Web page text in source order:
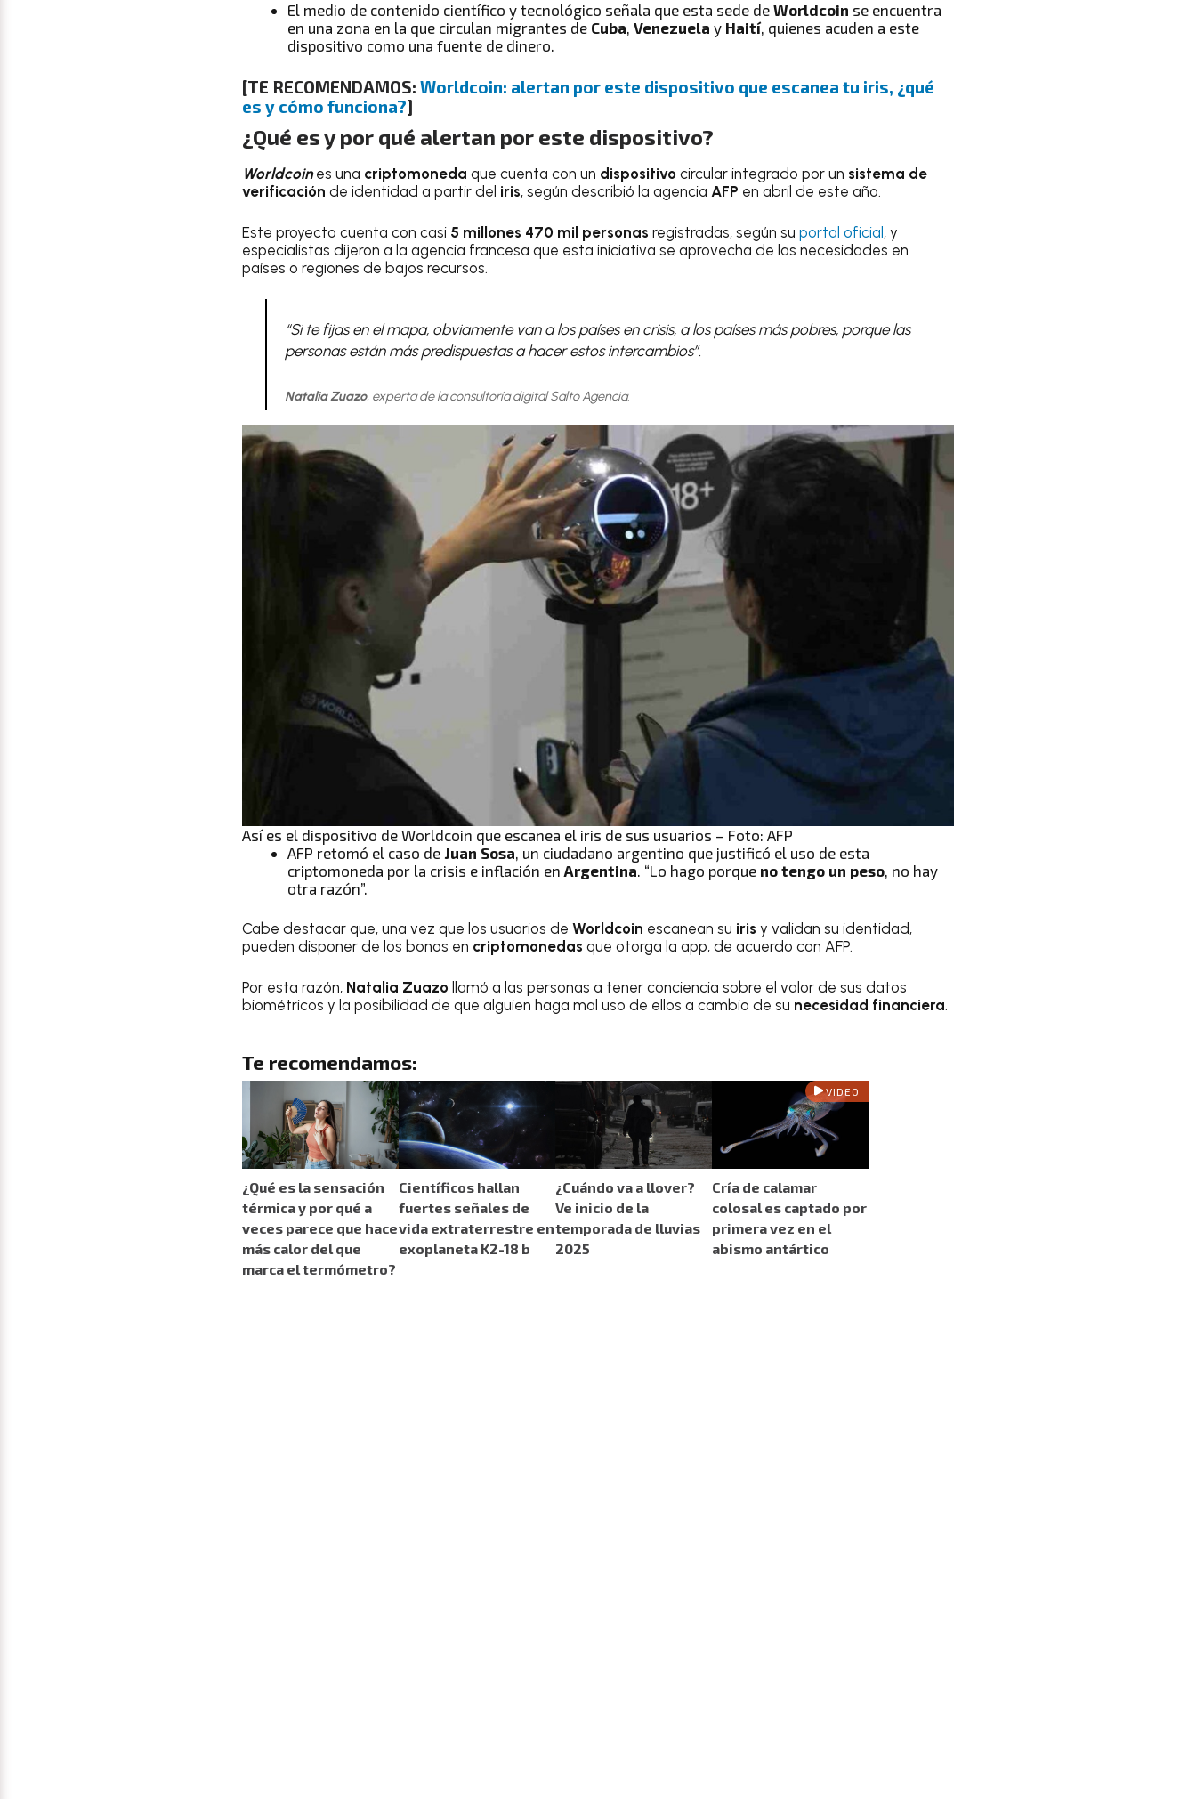
El medio de contenido científico y tecnológico señala que esta sede de Worldcoin se encuentra
en una zona en la que circulan migrantes de Cuba, Venezuela y Haití, quienes acuden a este
dispositivo como una fuente de dinero.
[TE RECOMENDAMOS: Worldcoin: alertan por este dispositivo que escanea tu iris, ¿qué
es y cómo funciona?]
¿Qué es y por qué alertan por este dispositivo?
Worldcoines una criptomoneda que cuenta con un dispositivo circular integrado por un sistema de
verificación de identidad a partir del iris, según describió la agencia AFP en abril de este año.
Este proyecto cuenta con casi 5 millones 470 mil personas registradas, según su portal oficial, y
especialistas dijeron a la agencia francesa que esta iniciativa se aprovecha de las necesidades en
países o regiones de bajos recursos.
“Si te fijas en el mapa, obviamente van a los países en crisis, a los países más pobres, porque las
personas están más predispuestas a hacer estos intercambios”.
Natalia Zuazo, experta de la consultoría digital Salto Agencia.
Así es el dispositivo de Worldcoin que escanea el iris de sus usuarios – Foto: AFP
AFP retomó el caso de Juan Sosa , un ciudadano argentino que justificó el uso de esta
criptomoneda por la crisis e inflación en Argentina . “Lo hago porque no tengo un peso , no hay
otra razón”.
Cabe destacar que, una vez que los usuarios de Worldcoin escanean su iris y validan su identidad,
pueden disponer de los bonos en criptomonedas que otorga la app, de acuerdo con AFP.
Por esta razón, Natalia Zuazo llamó a las personas a tener conciencia sobre el valor de sus datos
biométricos y la posibilidad de que alguien haga mal uso de ellos a cambio de su necesidad financiera.
Te recomendamos:
¿Qué es la sensación
térmica y por qué a
veces parece que hace
más calor del que
marca el termómetro?
Científicos hallan
fuertes señales de
vida extraterrestre en
exoplaneta K2-18 b
¿Cuándo va a llover?
Ve inicio de la
temporada de lluvias
2025
VIDEO
Cría de calamar
colosal es captado por
primera vez en el
abismo antártico